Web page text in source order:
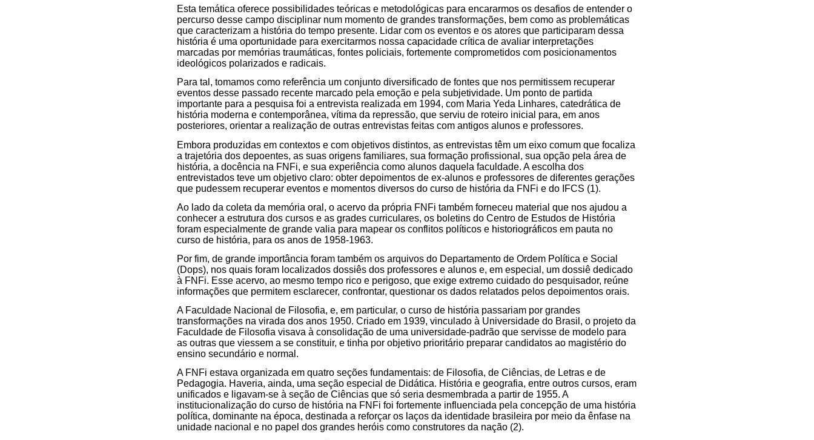
Esta temática oferece possibilidades teóricas e metodológicas para encararmos os desafios de entender o
percurso desse campo disciplinar num momento de grandes transformações, bem como as problemáticas
que caracterizam a história do tempo presente. Lidar com os eventos e os atores que participaram dessa
história é uma oportunidade para exercitarmos nossa capacidade crítica de avaliar interpretações
marcadas por memórias traumáticas, fontes policiais, fortemente comprometidos com posicionamentos
ideológicos polarizados e radicais.
Para tal, tomamos como referência um conjunto diversificado de fontes que nos permitissem recuperar
eventos desse passado recente marcado pela emoção e pela subjetividade. Um ponto de partida
importante para a pesquisa foi a entrevista realizada em 1994, com Maria Yeda Linhares, catedrática de
história moderna e contemporânea, vítima da repressão, que serviu de roteiro inicial para, em anos
posteriores, orientar a realização de outras entrevistas feitas com antigos alunos e professores.
Embora produzidas em contextos e com objetivos distintos, as entrevistas têm um eixo comum que focaliza
a trajetória dos depoentes, as suas origens familiares, sua formação profissional, sua opção pela área de
história, a docência na FNFi, e sua experiência como alunos daquela faculdade. A escolha dos
entrevistados teve um objetivo claro: obter depoimentos de ex-alunos e professores de diferentes gerações
que pudessem recuperar eventos e momentos diversos do curso de história da FNFi e do IFCS (1).
Ao lado da coleta da memória oral, o acervo da própria FNFi também forneceu material que nos ajudou a
conhecer a estrutura dos cursos e as grades curriculares, os boletins do Centro de Estudos de História
foram especialmente de grande valia para mapear os conflitos políticos e historiográficos em pauta no
curso de história, para os anos de 1958-1963.
Por fim, de grande importância foram também os arquivos do Departamento de Ordem Política e Social
(Dops), nos quais foram localizados dossiês dos professores e alunos e, em especial, um dossiê dedicado
à FNFi. Esse acervo, ao mesmo tempo rico e perigoso, que exige extremo cuidado do pesquisador, reúne
informações que permitem esclarecer, confrontar, questionar os dados relatados pelos depoimentos orais.
A Faculdade Nacional de Filosofia, e, em particular, o curso de história passariam por grandes
transformações na virada dos anos 1950. Criado em 1939, vinculado à Universidade do Brasil, o projeto da
Faculdade de Filosofia visava à consolidação de uma universidade-padrão que servisse de modelo para
as outras que viessem a se constituir, e tinha por objetivo prioritário preparar candidatos ao magistério do
ensino secundário e normal.
A FNFi estava organizada em quatro seções fundamentais: de Filosofia, de Ciências, de Letras e de
Pedagogia. Haveria, ainda, uma seção especial de Didática. História e geografia, entre outros cursos, eram
unificados e ligavam-se à seção de Ciências que só seria desmembrada a partir de 1955. A
institucionalização do curso de história na FNFi foi fortemente influenciada pela concepção de uma história
política, dominante na época, destinada a reforçar os laços da identidade brasileira por meio da ênfase na
unidade nacional e no papel dos grandes heróis como construtores da nação (2).